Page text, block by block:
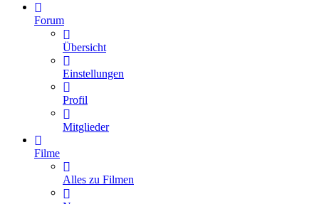
Forum
Übersicht
Einstellungen
Profil
Mitglieder
Filme
Alles zu Filmen